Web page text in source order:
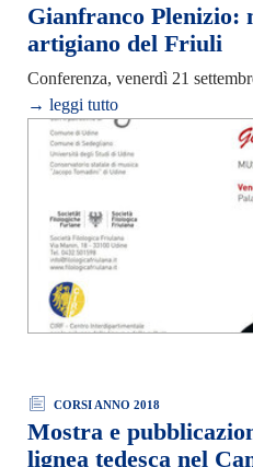
Gianfranco Plenizio:
artigiano del Friuli
Conferenza, venerdì 21
→ leggi tutto
CORSI ANNO 2018
Mostra e
lignea tedesca nel